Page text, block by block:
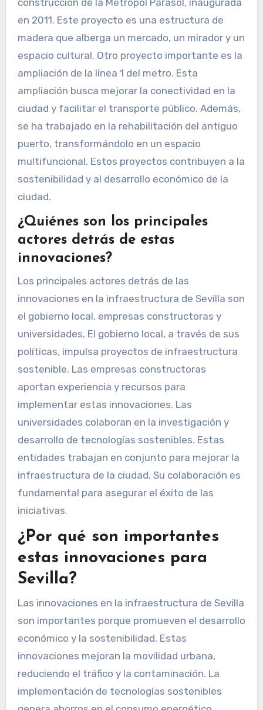
construcción de la Metropol Parasol, inaugurada
en 2011. Este proyecto es una estructura de
madera que alberga un mercado, un mirador y un
espacio cultural. Otro proyecto importante es la
ampliación de la línea 1 del metro. Esta
ampliación busca mejorar la conectividad en la
ciudad y facilitar el transporte público. Además,
se ha trabajado en la rehabilitación del antiguo
puerto, transformándolo en un espacio
multifuncional. Estos proyectos contribuyen a la
sostenibilidad y al desarrollo económico de la
ciudad.
¿Quiénes son los principales
actores detrás de estas
innovaciones?
Los principales actores detrás de las
innovaciones en la infraestructura de Sevilla son
el gobierno local, empresas constructoras y
universidades. El gobierno local, a través de sus
políticas, impulsa proyectos de infraestructura
sostenible. Las empresas constructoras
aportan experiencia y recursos para
implementar estas innovaciones. Las
universidades colaboran en la investigación y
desarrollo de tecnologías sostenibles. Estas
entidades trabajan en conjunto para mejorar la
infraestructura de la ciudad. Su colaboración es
fundamental para asegurar el éxito de las
iniciativas.
¿Por qué son importantes
estas innovaciones para
Sevilla?
Las innovaciones en la infraestructura de Sevilla
son importantes porque promueven el desarrollo
económico y la sostenibilidad. Estas
innovaciones mejoran la movilidad urbana,
reduciendo el tráfico y la contaminación. La
implementación de tecnologías sostenibles